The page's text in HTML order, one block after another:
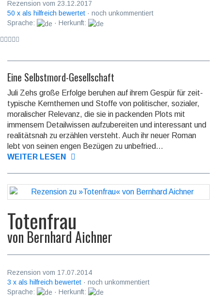
Rezension vom 23.12.2017
50 x als hilfreich bewertet · noch unkommentiert
Sprache:
· Herkunft:
Eine Selbstmord-Gesellschaft
Juli Zehs große Erfolge beruhen auf ihrem Gespür für zeit­
typi­sche Kern­themen und Stoffe von politi­scher, sozialer,
morali­scher Relevanz, die sie in packenden Plots mit
immensem Detail­wissen aufzu­berei­ten und interes­sant und
realitäts­nah zu erzählen versteht. Auch ihr neuer Roman
lebt von seinen engen Bezügen zu un­befried...
WEITER LESEN
Totenfrau
von Bernhard Aichner
Rezension vom 17.07.2014
3 x als hilfreich bewertet · noch unkommentiert
Sprache:
· Herkunft: